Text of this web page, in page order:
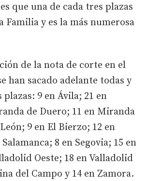
que una de cada tres plazas
Familia y es la más numerosa
de la nota de corte en el
han sacado adelante todas y
plazas: 9 en Ávila; 21 en
de Duero; 11 en Miranda
9 en El Bierzo; 12 en
8 en Segovia; 15 en
Oeste; 18 en Valladolid
del Campo y 14 en Zamora.